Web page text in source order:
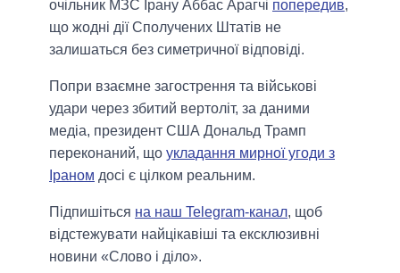
очільник МЗС Ірану Аббас Арагчі попередив,
що жодні дії Сполучених Штатів не
залишаться без симетричної відповіді.
Попри взаємне загострення та військові
удари через збитий вертоліт, за даними
медіа, президент США Дональд Трамп
переконаний, що укладання мирної угоди з
Іраном досі є цілком реальним.
Підпишіться на наш Telegram-канал, щоб
відстежувати найцікавіші та ексклюзивні
новини «Слово і діло».